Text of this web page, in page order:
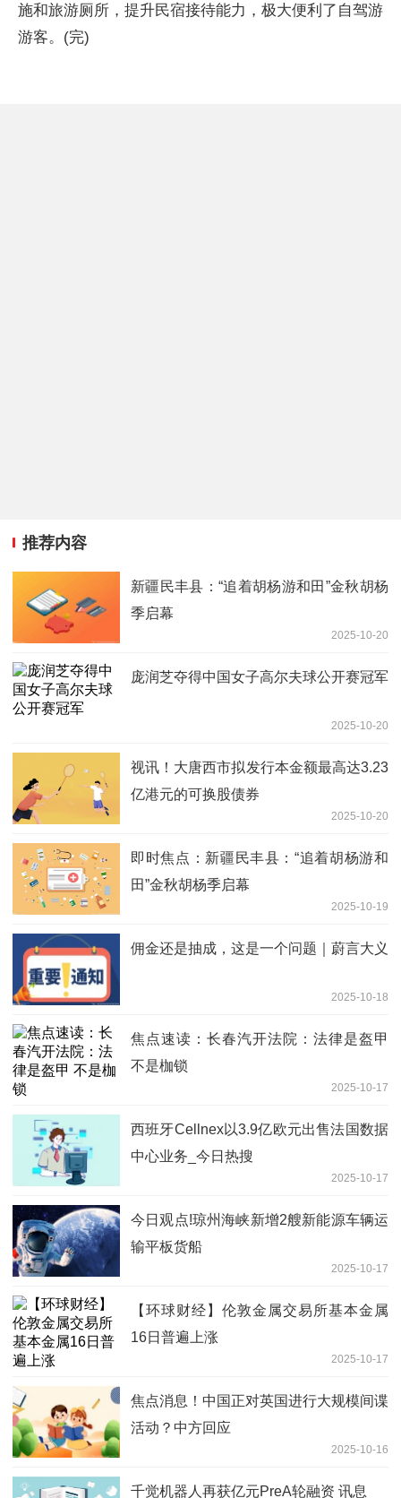
施和旅游厕所，提升民宿接待能力，极大便利了自驾游
游客。(完)
推荐内容
新疆民丰县：“追着胡杨游和田”金秋胡杨
季启幕
2025-10-20
庞润芝夺得中国女子高尔夫球公开赛冠军
2025-10-20
视讯！大唐西市拟发行本金额最高达3.23
亿港元的可换股债券
2025-10-20
即时焦点：新疆民丰县：“追着胡杨游和
田”金秋胡杨季启幕
2025-10-19
佣金还是抽成，这是一个问题｜蔚言大义
2025-10-18
焦点速读：长春汽开法院：法律是盔甲
不是枷锁
2025-10-17
西班牙Cellnex以3.9亿欧元出售法国数据
中心业务_今日热搜
2025-10-17
今日观点!琼州海峡新增2艘新能源车辆运
输平板货船
2025-10-17
【环球财经】伦敦金属交易所基本金属
16日普遍上涨
2025-10-17
焦点消息！中国正对英国进行大规模间谍
活动？中方回应
2025-10-16
千觉机器人再获亿元PreA轮融资 讯息